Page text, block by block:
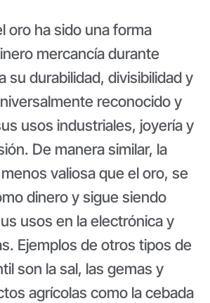
oro ha sido una forma
mercancía durante
su durabilidad, divisibilidad y
reconocido y
usos industriales, joyería y
De manera similar, la
valiosa que el oro, se
dinero y sigue siendo
usos en la electrónica y
Ejemplos de otros tipos de
son la sal, las gemas y
agrícolas como la cebada